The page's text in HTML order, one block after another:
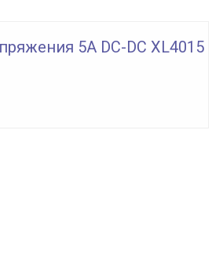
5A DC-DC XL4015